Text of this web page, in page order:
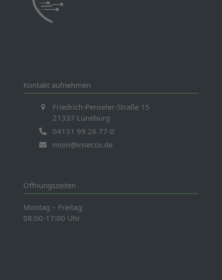
Kontakt aufnehmen
Friedrich-Penseler-Straße 15
21337 Lüneburg
04131 99 26 77-0
moin@insecco.de
Öffnungszeiten
Montag – Freitag:
08:00-17:00 Uhr